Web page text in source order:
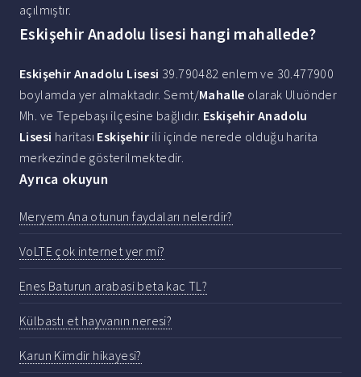
açılmıştır.
Eskişehir Anadolu lisesi hangi mahallede?
Eskişehir Anadolu Lisesi 39.790482 enlem ve 30.477900
boylamda yer almaktadır. Semt/Mahalle olarak Uluönder
Mh. ve Tepebaşı ilçesine bağlıdır. Eskişehir Anadolu
Lisesi haritası Eskişehir ili içinde nerede olduğu harita
merkezinde gösterilmektedir.
Ayrıca okuyun
Meryem Ana otunun faydaları nelerdir?
VoLTE çok internet yer mi?
Enes Baturun arabasi beta kac TL?
Külbastı et hayvanın neresi?
Karun Kimdir hikayesi?